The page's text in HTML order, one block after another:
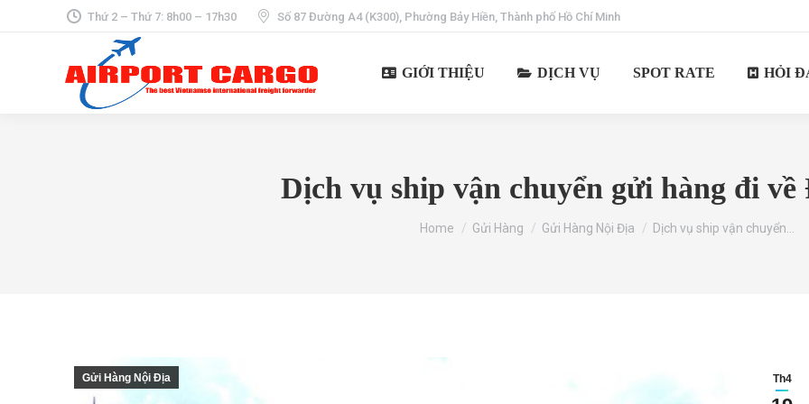
Thứ 2 – Thứ 7: 8h00 – 17h30 Số 87 Đường A4 (K300), Phường Bảy Hiền, Thành phố Hồ Chí Minh
GIỚI THIỆU DỊCH VỤ SPOT RATE HỎI
Dịch vụ ship vận chuyển gửi hàng đi về
You are here:
Home Gửi Hàng Gửi Hàng Nội Địa Dịch vụ ship vận chuyển…
Th4
Gửi Hàng Nội Địa